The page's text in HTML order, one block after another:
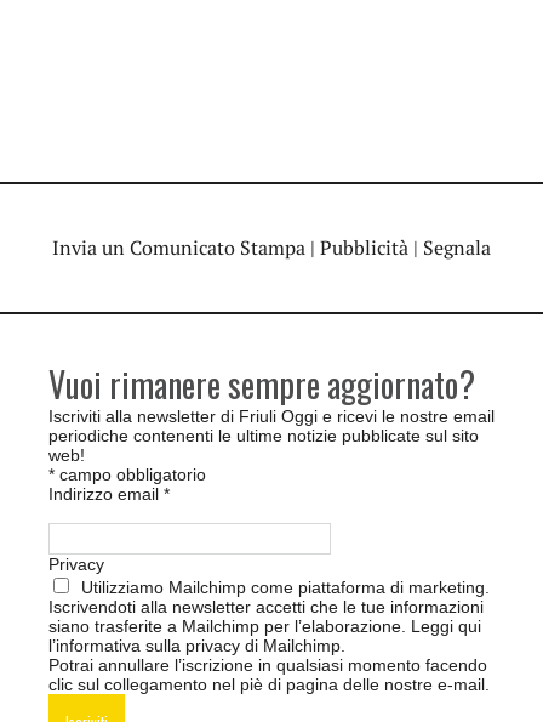
Invia un Comunicato Stampa | Pubblicità | Segnala
Vuoi rimanere sempre aggiornato?
Iscriviti alla newsletter di Friuli Oggi e ricevi le nostre email
periodiche contenenti le ultime notizie pubblicate sul sito
web!
* campo obbligatorio
Indirizzo email *
Privacy
Utilizziamo Mailchimp come piattaforma di marketing.
Iscrivendoti alla newsletter accetti che le tue informazioni
siano trasferite a Mailchimp per l’elaborazione. Leggi qui
l’informativa sulla privacy di Mailchimp.
Potrai annullare l’iscrizione in qualsiasi momento facendo
clic sul collegamento nel piè di pagina delle nostre e-mail.